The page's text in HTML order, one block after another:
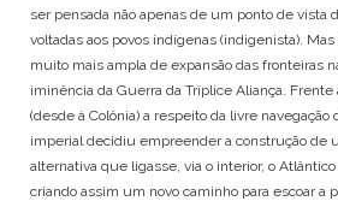
ser pensada não apenas de um ponto de vista
voltadas aos povos indígenas (indigenista).
muito mais ampla de expansão das fronteiras
iminência da Guerra da Tríplice Aliança.
(desde à Colônia) a respeito da livre navegação
imperial decidiu empreender a construção de
alternativa que ligasse, via o interior, o Atlântico
criando assim um novo caminho para escoar a